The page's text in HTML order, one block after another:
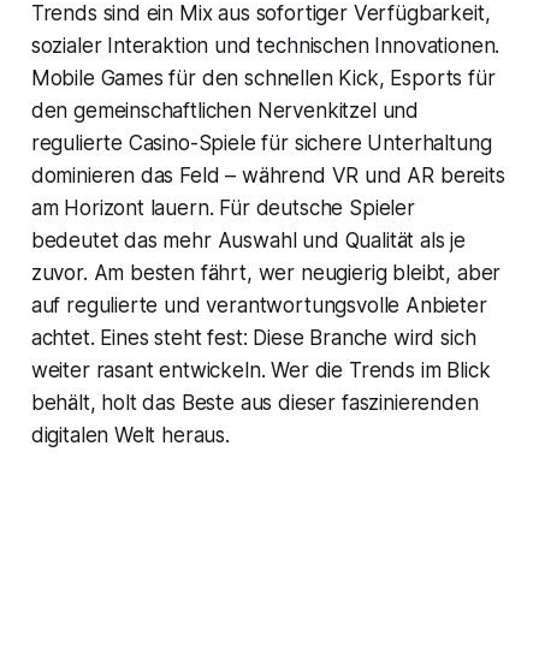
Trends sind ein Mix aus sofortiger Verfügbarkeit,
sozialer Interaktion und technischen Innovationen.
Mobile Games für den schnellen Kick, Esports für
den gemeinschaftlichen Nervenkitzel und
regulierte Casino-Spiele für sichere Unterhaltung
dominieren das Feld – während VR und AR bereits
am Horizont lauern. Für deutsche Spieler
bedeutet das mehr Auswahl und Qualität als je
zuvor. Am besten fährt, wer neugierig bleibt, aber
auf regulierte und verantwortungsvolle Anbieter
achtet. Eines steht fest: Diese Branche wird sich
weiter rasant entwickeln. Wer die Trends im Blick
behält, holt das Beste aus dieser faszinierenden
digitalen Welt heraus.